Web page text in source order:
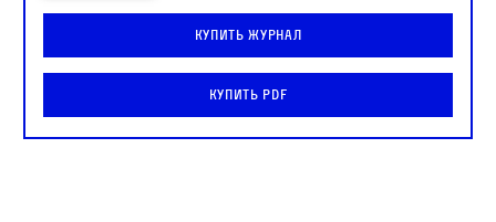
Купить журнал
Купить PDF